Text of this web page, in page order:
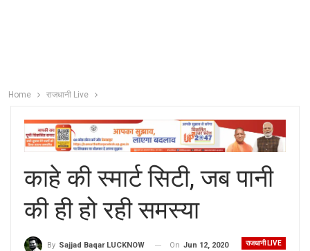
Home राजधानी Live
काहे की स्मार्ट सिटी, जब पानी
की ही हो रही समस्या
राजधानी LIVE
By Sajjad Baqar LUCKNOW On Jun 12, 2020